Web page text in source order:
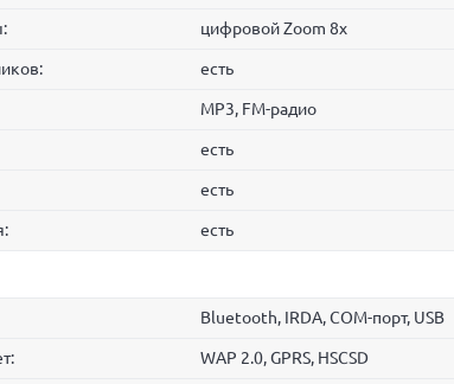
цифровой Zoom 8x
есть
MP3, FM-радио
есть
есть
есть
Bluetooth, IRDA, COM-порт, USB
WAP 2.0, GPRS, HSCSD